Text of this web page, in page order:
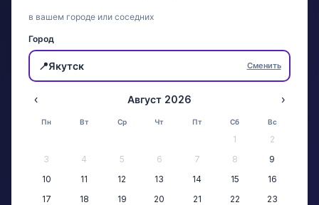
в вашем городе или соседних
Город
📍Якутск Сменить
‹ Август 2026 ›
Пн Вт Ср Чт Пт Сб Вс
1
2
3
4 5 6 7 8
9
10
11 12 13 14 15
16
17
18 19 20 21 22
23